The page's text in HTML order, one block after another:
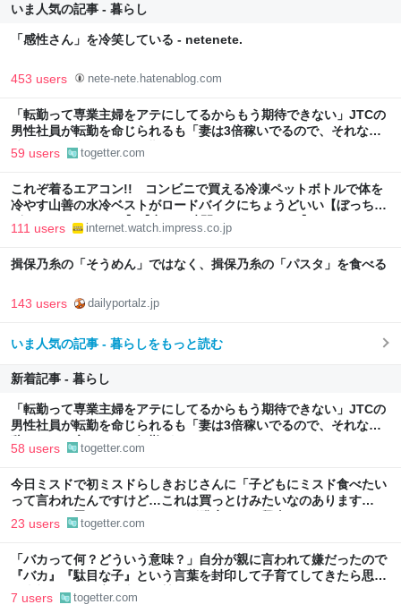
いま人気の記事 - 暮らし
「感性さん」を冷笑している - netenete.
453 users nete-nete.hatenablog.com
「転勤って専業主婦をアテにしてるからもう期待できない」JTCの
男性社員が転勤を命じられるも「妻は3倍稼いでるので、それなら
辞める」と言ったら、転勤がなくなった
59 users togetter.com
これぞ着るエアコン!! コンビニで買える冷凍ペットボトルで体を
冷やす山善の水冷ベストがロードバイクにちょうどいい【ぼっち・
ざ・ろーど！その14】【空いた時間でなにしてる？】
111 users internet.watch.impress.co.jp
揖保乃糸の「そうめん」ではなく、揖保乃糸の「パスタ」を食べる
143 users dailyportalz.jp
いま人気の記事 - 暮らしをもっと読む
新着記事 - 暮らし
「転勤って専業主婦をアテにしてるからもう期待できない」JTCの
男性社員が転勤を命じられるも「妻は3倍稼いでるので、それなら
辞める」と言ったら、転勤がなくなった
58 users togetter.com
今日ミスドで初ミスドらしきおじさんに「子どもにミスド食べたい
って言われたんですけど…これは買っとけみたいなのあります
か…？」と尋ねられるイベントが発生して、興奮した
23 users togetter.com
「バカって何？どういう意味？」自分が親に言われて嫌だったので
『バカ』『駄目な子』という言葉を封印して子育てしてきたら思わ
ぬ事態に←この育児方針に賛否集まる
7 users togetter.com